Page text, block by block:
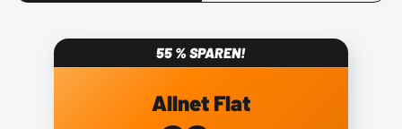
55 % SPAREN!
Allnet Flat